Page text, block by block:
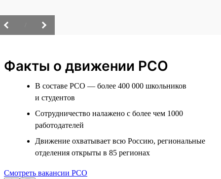
Факты о движении РСО
В составе РСО — более 400 000 школьников
и студентов
Сотрудничество налажено с более чем 1000
работодателей
Движение охватывает всю Россию, региональные
отделения открыты в 85 регионах
Смотреть вакансии РСО